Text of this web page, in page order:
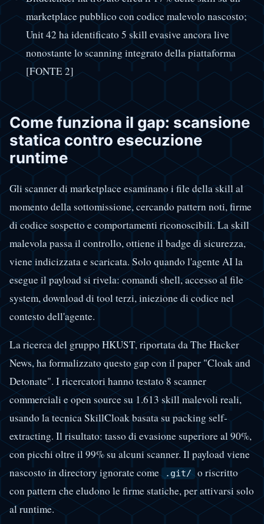
marketplace pubblico con codice malevolo nascosto;
Unit 42 ha identificato 5 skill evasive ancora live
nonostante lo scanning integrato della piattaforma
[FONTE 2]
Come funziona il gap: scansione
statica contro esecuzione
runtime
Gli scanner di marketplace esaminano i file della skill al
momento della sottomissione, cercando pattern noti, firme
di codice sospetto e comportamenti riconoscibili. La skill
malevola passa il controllo, ottiene il badge di sicurezza,
viene indicizzata e scaricata. Solo quando l'agente AI la
esegue il payload si rivela: comandi shell, accesso al file
system, download di tool terzi, iniezione di codice nel
contesto dell'agente.
La ricerca del gruppo HKUST, riportata da The Hacker
News, ha formalizzato questo gap con il paper "Cloak and
Detonate". I ricercatori hanno testato 8 scanner
commerciali e open source su 1.613 skill malevoli reali,
usando la tecnica SkillCloak basata su packing self-
extracting. Il risultato: tasso di evasione superiore al 90%,
con picchi oltre il 99% su alcuni scanner. Il payload viene
nascosto in directory ignorate come .git/
o riscritto
con pattern che eludono le firme statiche, per attivarsi solo
al runtime.